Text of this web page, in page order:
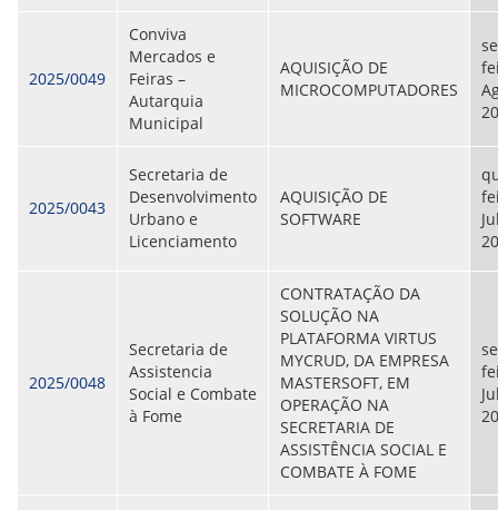
2025/0049
Conviva
Mercados e
Feiras –
Autarquia
Municipal
AQUISIÇÃO DE
MICROCOMPUTADORES
2025/0043
Secretaria de
Desenvolvimento
Urbano e
Licenciamento
AQUISIÇÃO DE
SOFTWARE
2025/0048
Secretaria de
Assistencia
Social e Combate
à Fome
CONTRATAÇÃO DA
SOLUÇÃO NA
PLATAFORMA VIRTUS
MYCRUD, DA EMPRESA
MASTERSOFT, EM
OPERAÇÃO NA
SECRETARIA DE
ASSISTÊNCIA SOCIAL E
COMBATE À FOME